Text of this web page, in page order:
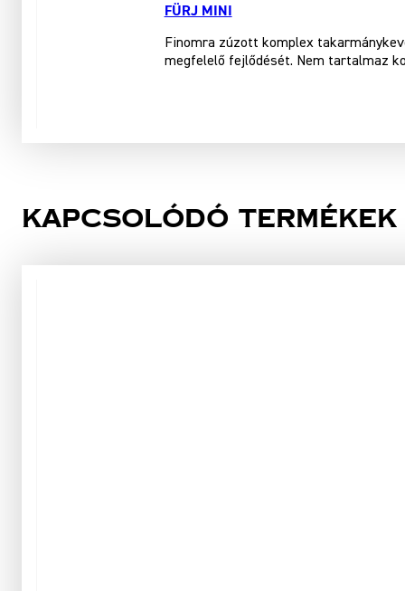
FÜRJ MINI
Finomra zúzott komplex
megfelelő fejlődését. Nem tartalmaz
Kapcsolódó termékek